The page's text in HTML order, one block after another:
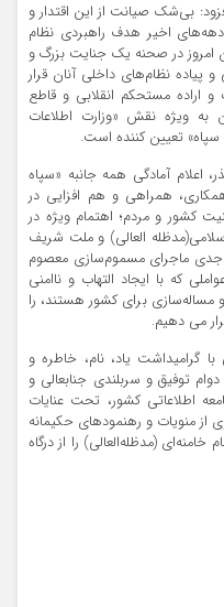
بی‌شک صیانت از این اقتدار و
اخیر هدف راهبردی نظام
در صحنه یک جنایت بزرگ و
پیاده نظام‌های داخلی آنان قرار
اراده مستحکم انقلابی و قاطع
به ویژه نقش «وزارت اطلاعات
تعیین کننده است.
اعلام آمادگی همه جانبه «سپاه
همراهی و هم افزایی در
کشور و مردم؛ اهتمام ویژه در
العالی) و ملت شریف
جدی ماجرای مسموم‌سازی معصوم
که با ایجاد التهاب و ناامنی
و مساله‌سازی برای کشور هستند، را
می دهیم.
گرامیداشت یاد، نام، خاطره و
توفیق و سربلندی جنابعالی و
اطلاعاتی کشور، تحت عنایات
از منویات و رهنمودهای حکیمانه
(مدظله‌العالی) را از درگاه